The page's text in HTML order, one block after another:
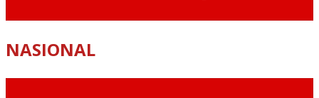
NASIONAL